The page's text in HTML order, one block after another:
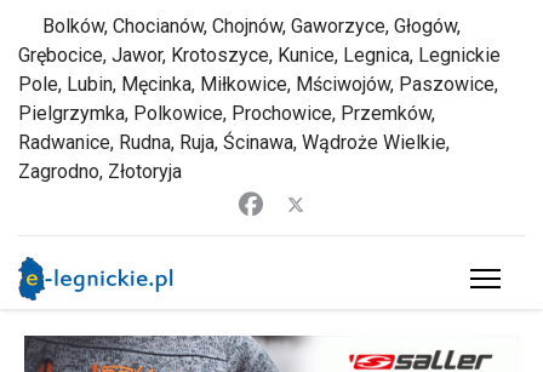
Bolków, Chocianów, Chojnów, Gaworzyce, Głogów,
Grębocice, Jawor, Krotoszyce, Kunice, Legnica, Legnickie
Pole, Lubin, Męcinka, Miłkowice, Mściwojów, Paszowice,
Pielgrzymka, Polkowice, Prochowice, Przemków,
Radwanice, Rudna, Ruja, Ścinawa, Wądroże Wielkie,
Zagrodno, Złotoryja